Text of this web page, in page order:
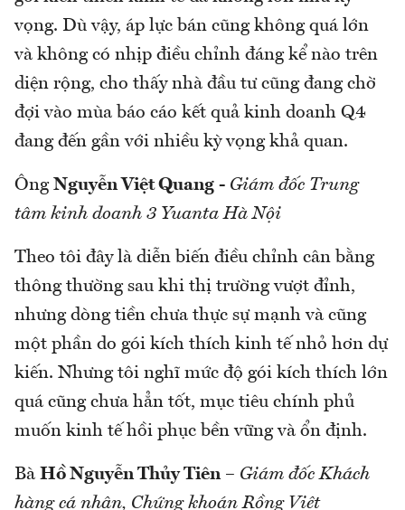
vọng. Dù vậy, áp lực bán cũng không quá lớn
và không có nhịp điều chỉnh đáng kể nào trên
diện rộng, cho thấy nhà đầu tư cũng đang chờ
đợi vào mùa báo cáo kết quả kinh doanh Q4
đang đến gần với nhiều kỳ vọng khả quan.
Ông Nguyễn Việt Quang - Giám đốc Trung
tâm kinh doanh 3 Yuanta Hà Nội
Theo tôi đây là diễn biến điều chỉnh cân bằng
thông thường sau khi thị trường vượt đỉnh,
nhưng dòng tiền chưa thực sự mạnh và cũng
một phần do gói kích thích kinh tế nhỏ hơn dự
kiến. Nhưng tôi nghĩ mức độ gói kích thích lớn
quá cũng chưa hẳn tốt, mục tiêu chính phủ
muốn kinh tế hồi phục bền vững và ổn định.
Bà Hồ Nguyễn Thủy Tiên– Giám đốc Khách
hàng cá nhân, Chứng khoán Rồng Việt